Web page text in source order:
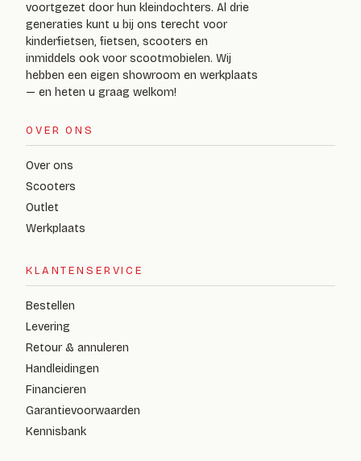
voortgezet door hun kleindochters. Al drie
generaties kunt u bij ons terecht voor
kinderfietsen, fietsen, scooters en
inmiddels ook voor scootmobielen. Wij
hebben een eigen showroom en werkplaats
— en heten u graag welkom!
OVER ONS
Over ons
Scooters
Outlet
Werkplaats
KLANTENSERVICE
Bestellen
Levering
Retour & annuleren
Handleidingen
Financieren
Garantievoorwaarden
Kennisbank